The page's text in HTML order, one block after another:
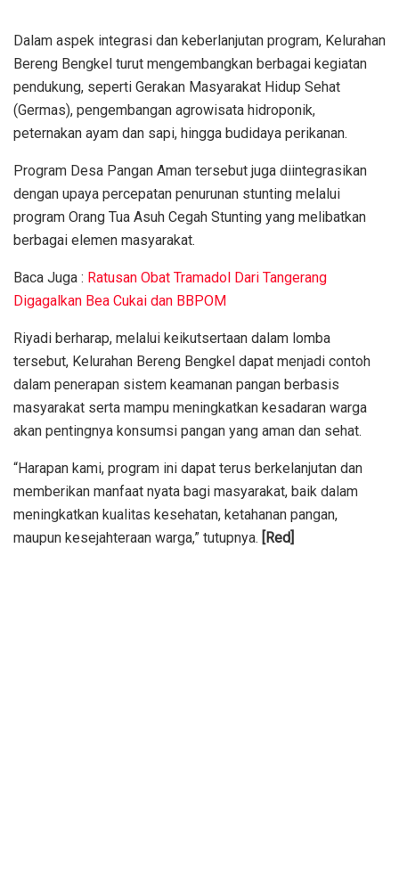
Dalam aspek integrasi dan keberlanjutan program, Kelurahan
Bereng Bengkel turut mengembangkan berbagai kegiatan
pendukung, seperti Gerakan Masyarakat Hidup Sehat
(Germas), pengembangan agrowisata hidroponik,
peternakan ayam dan sapi, hingga budidaya perikanan.
Program Desa Pangan Aman tersebut juga diintegrasikan
dengan upaya percepatan penurunan stunting melalui
program Orang Tua Asuh Cegah Stunting yang melibatkan
berbagai elemen masyarakat.
Baca Juga : Ratusan Obat Tramadol Dari Tangerang
Digagalkan Bea Cukai dan BBPOM
Riyadi berharap, melalui keikutsertaan dalam lomba
tersebut, Kelurahan Bereng Bengkel dapat menjadi contoh
dalam penerapan sistem keamanan pangan berbasis
masyarakat serta mampu meningkatkan kesadaran warga
akan pentingnya konsumsi pangan yang aman dan sehat.
“Harapan kami, program ini dapat terus berkelanjutan dan
memberikan manfaat nyata bagi masyarakat, baik dalam
meningkatkan kualitas kesehatan, ketahanan pangan,
maupun kesejahteraan warga,” tutupnya. [Red]